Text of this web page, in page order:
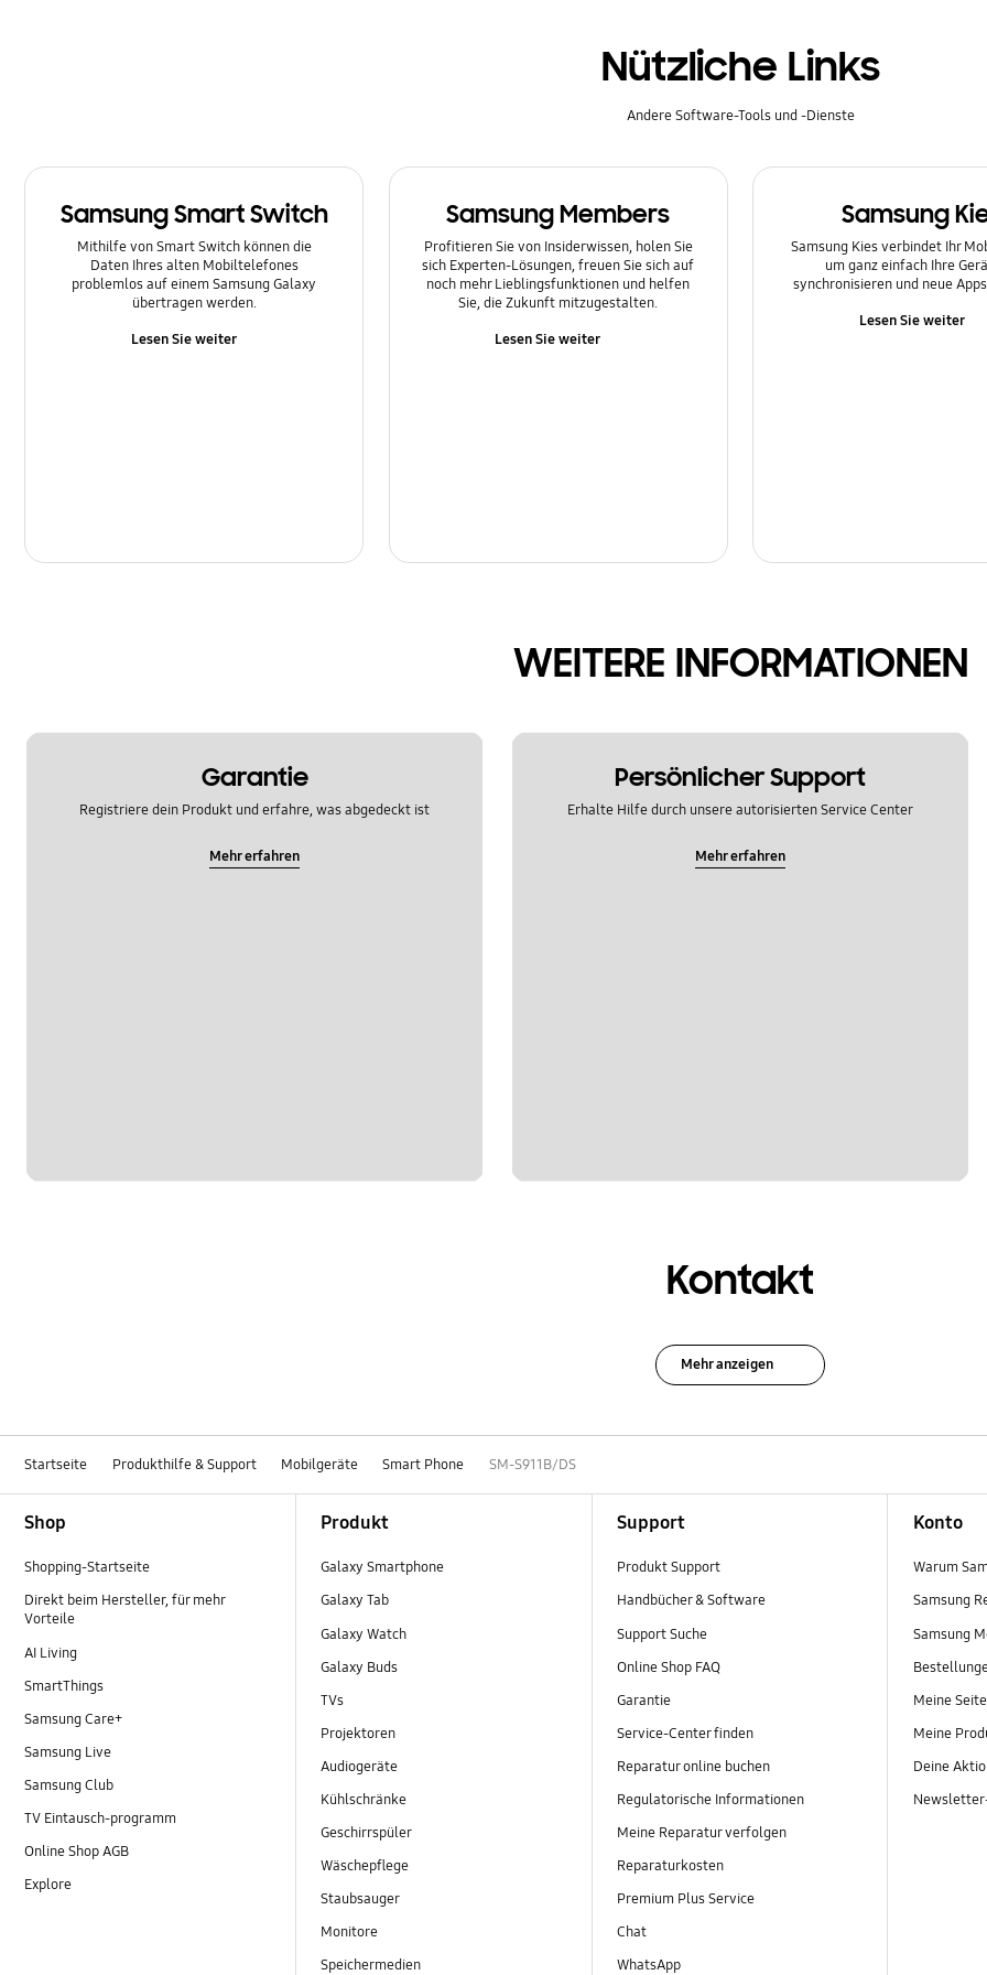
Software-Upgrade
Sperre
Stromversorgung
Nützliche Links
Andere Software-Tools und -Dienste
Samsung Smart Switch
Mithilfe von Smart Switch können die
Daten Ihres alten Mobiltelefones
problemlos auf einem Samsung Galaxy
übertragen werden.
Lesen Sie weiter
Samsung Members
Profitieren Sie von Insiderwissen, holen Sie
sich Experten-Lösungen, freuen Sie sich auf
noch mehr Lieblingsfunktionen und helfen
Sie, die Zukunft mitzugestalten.
Lesen Sie weiter
Samsung
Samsung Kies verbindet Ihr
um ganz einfach Ihre
synchronisieren und neue
Lesen Sie weiter
WEITERE INFORMATIONEN
Garantie
Registriere dein Produkt und erfahre, was abgedeckt ist
Mehr erfahren
Persönlicher Support
Erhalte Hilfe durch unsere autorisierten Service Center
Mehr erfahren
Kontakt
Mehr anzeigen
Startseite Produkthilfe & Support Mobilgeräte Smart Phone SM-S911B/DS
Shop
Shopping-Startseite
Direkt beim Hersteller, für mehr
Vorteile
AI Living
SmartThings
Samsung Care+
Samsung Live
Samsung Club
TV Eintausch-programm
Online Shop AGB
Explore
Produkt
Galaxy Smartphone
Galaxy Tab
Galaxy Watch
Galaxy Buds
TVs
Projektoren
Audiogeräte
Kühlschränke
Geschirrspüler
Wäschepflege
Staubsauger
Monitore
Speichermedien
Support
Produkt Support
Handbücher & Software
Support Suche
Online Shop FAQ
Garantie
Service-Center finden
Reparatur online buchen
Regulatorische Informationen
Meine Reparatur verfolgen
Reparaturkosten
Premium Plus Service
Chat
WhatsApp
Konto
Warum
Samsung
Samsung
Meine Seite
Meine
Deine